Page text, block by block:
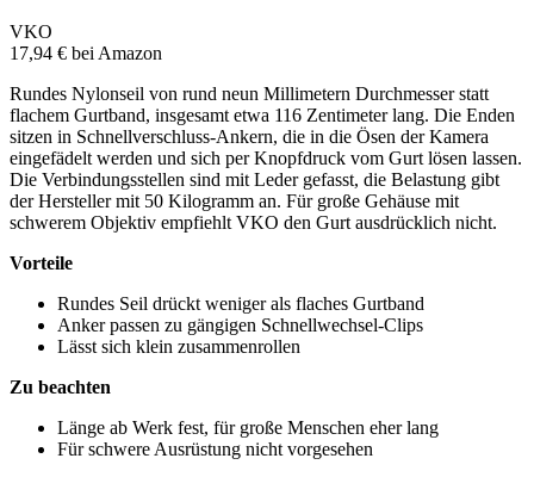
VKO
17,94 € bei Amazon
Rundes Nylonseil von rund neun Millimetern Durchmesser statt
flachem Gurtband, insgesamt etwa 116 Zentimeter lang. Die Enden
sitzen in Schnellverschluss-Ankern, die in die Ösen der Kamera
eingefädelt werden und sich per Knopfdruck vom Gurt lösen lassen.
Die Verbindungsstellen sind mit Leder gefasst, die Belastung gibt
der Hersteller mit 50 Kilogramm an. Für große Gehäuse mit
schwerem Objektiv empfiehlt VKO den Gurt ausdrücklich nicht.
Vorteile
Rundes Seil drückt weniger als flaches Gurtband
Anker passen zu gängigen Schnellwechsel-Clips
Lässt sich klein zusammenrollen
Zu beachten
Länge ab Werk fest, für große Menschen eher lang
Für schwere Ausrüstung nicht vorgesehen